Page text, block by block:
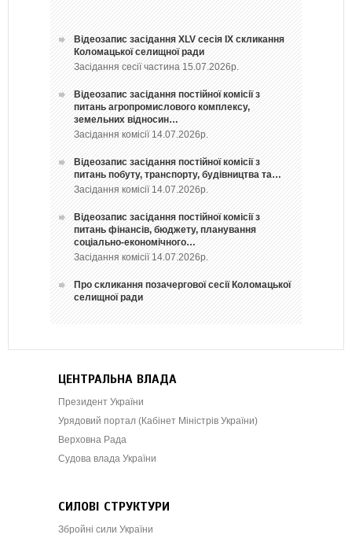
Відеозапис засідання ХLV сесія ІХ скликання
Коломацької селищної ради
Засідання сесії частина 15.07.2026р.
Відеозапис засідання постійної комісії з
питань агропромислового комплексу,
земельних відносин…
Засідання комісії 14.07.2026р.
Відеозапис засідання постійної комісії з
питань побуту, транспорту, будівництва та…
Засідання комісії 14.07.2026р.
Відеозапис засідання постійної комісії з
питань фінансів, бюджету, планування
соціально-економічного…
Засідання комісії 14.07.2026р.
Про скликання позачергової сесії Коломацької
селищної ради
ЦЕНТРАЛЬНА ВЛАДА
Президент України
Урядовий портал (Кабінет Міністрів України)
Верховна Рада
Судова влада України
СИЛОВІ СТРУКТУРИ
Збройні сили України